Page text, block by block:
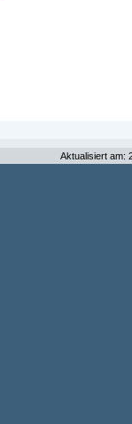
Aktualisiert am: